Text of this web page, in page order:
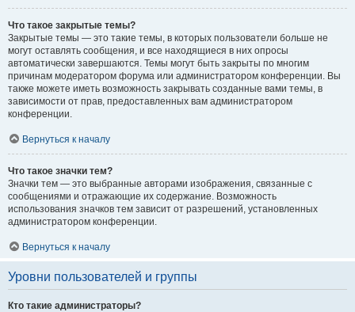
Что такое закрытые темы?
Закрытые темы — это такие темы, в которых пользователи больше не
могут оставлять сообщения, и все находящиеся в них опросы
автоматически завершаются. Темы могут быть закрыты по многим
причинам модератором форума или администратором конференции. Вы
также можете иметь возможность закрывать созданные вами темы, в
зависимости от прав, предоставленных вам администратором
конференции.
Вернуться к началу
Что такое значки тем?
Значки тем — это выбранные авторами изображения, связанные с
сообщениями и отражающие их содержание. Возможность
использования значков тем зависит от разрешений, установленных
администратором конференции.
Вернуться к началу
Уровни пользователей и группы
Кто такие администраторы?